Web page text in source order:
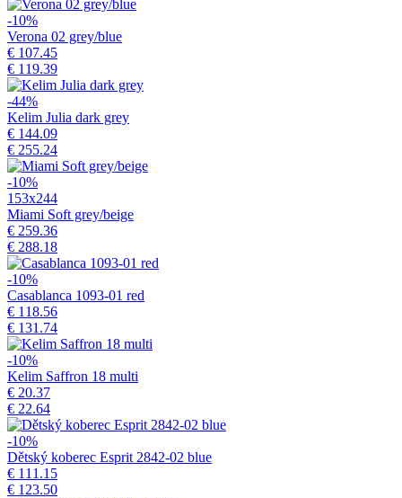
-10%
Verona 02 grey/blue
€ 107.45
€ 119.39
-44%
Kelim Julia dark grey
€ 144.09
€ 255.24
-10%
153x244
Miami Soft grey/beige
€ 259.36
€ 288.18
-10%
Casablanca 1093-01 red
€ 118.56
€ 131.74
-10%
Kelim Saffron 18 multi
€ 20.37
€ 22.64
-10%
Dětský koberec Esprit 2842-02 blue
€ 111.15
€ 123.50